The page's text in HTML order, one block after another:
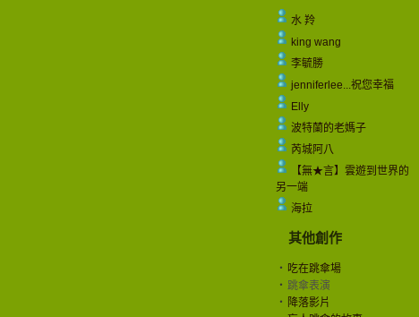
水 羚
king wang
李毓勝
jenniferlee...祝您幸福
Elly
波特蘭的老媽子
芮城阿八
【無★言】雲遊到世界的
另一端
海拉
其他創作
‧ 吃在跳傘場
‧ 跳傘表演
‧ 降落影片